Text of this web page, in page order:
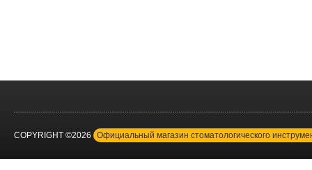
COPYRIGHT ©2026 Официальный магазин стоматологического